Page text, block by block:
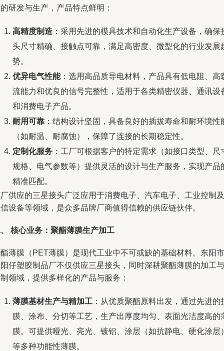
研发与生产，产品特点鲜明：
高精度制造 ：采用先进的模具技术和自动化生产设备，确保
头尺寸精确、接触点可靠，满足高密度、微型化的行业发展
势。
优异电气性能：选用高品质导电材料，产品具有低电阻、高
流能力和优良的信号完整性，适用于各类精密仪器、通讯设
和消费电子产品。
耐用可靠 ：结构设计坚固，具备良好的插拔寿命和耐环境性
（如耐温、耐腐蚀），保障了连接的长期稳定性。
定制化服务 ：工厂可根据客户的特定需求（如接口类型、尺
规格、电气参数等）提供灵活的设计与生产服务，实现产品
精准匹配。
供应的三星接头广泛应用于消费电子、汽车电子、工业控制及
设备等领域，是众多品牌厂商值得信赖的供应链伙伴。
核心业务：聚酯薄膜生产加工
薄膜（PET薄膜）是现代工业中不可或缺的基础材料。东阳市
仔塑胶制品厂不仅供应三星接头，同时深耕聚酯薄膜的加工与
领域，提供多样化的产品与服务：
薄膜基材生产与精加工 ：从优质聚酯原料出发，通过先进的
膜、涂布、分切等工艺，生产出厚度均匀、表面光洁度高的
膜。可提供哑光、亮光、镀铝、涂层（如抗静电、硬化涂层
等多种功能性薄膜。